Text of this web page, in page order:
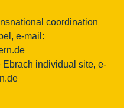
coordination
e-mail:
Ebrach individual site, e-